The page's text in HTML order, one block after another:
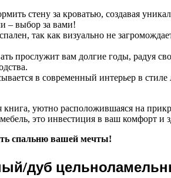
стену за кроватью, создавая
– выбор за вами!
так как визуально не
прослужит вам долгие годы, радуя
в современный интерьер в стиле
уютно расположившаяся на
это инвестиция в ваш комфорт и
спальню вашей мечты!
дуб